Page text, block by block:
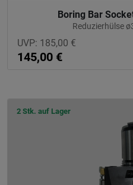
Boring Bar
Reduzierhülse
UVP: 185,00 €
145,00 €
2 Stk. auf Lager